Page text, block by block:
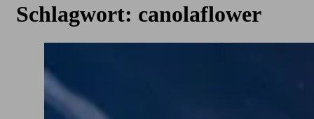
Schlagwort: canolaflower